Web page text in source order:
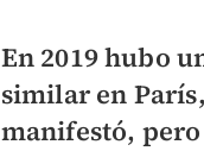
En 2019 hubo
similar en
manifestó,